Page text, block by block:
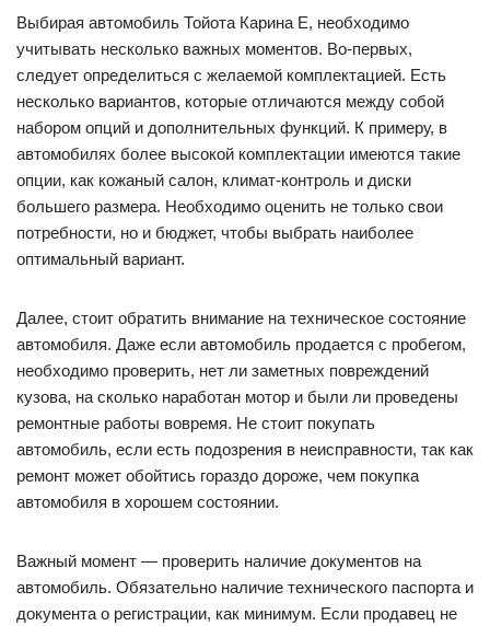
Выбирая автомобиль Тойота Карина Е, необходимо
учитывать несколько важных моментов. Во-первых,
следует определиться с желаемой комплектацией. Есть
несколько вариантов, которые отличаются между собой
набором опций и дополнительных функций. К примеру, в
автомобилях более высокой комплектации имеются такие
опции, как кожаный салон, климат-контроль и диски
большего размера. Необходимо оценить не только свои
потребности, но и бюджет, чтобы выбрать наиболее
оптимальный вариант.
Далее, стоит обратить внимание на техническое состояние
автомобиля. Даже если автомобиль продается с пробегом,
необходимо проверить, нет ли заметных повреждений
кузова, на сколько наработан мотор и были ли проведены
ремонтные работы вовремя. Не стоит покупать
автомобиль, если есть подозрения в неисправности, так как
ремонт может обойтись гораздо дороже, чем покупка
автомобиля в хорошем состоянии.
Важный момент — проверить наличие документов на
автомобиль. Обязательно наличие технического паспорта и
документа о регистрации, как минимум. Если продавец не